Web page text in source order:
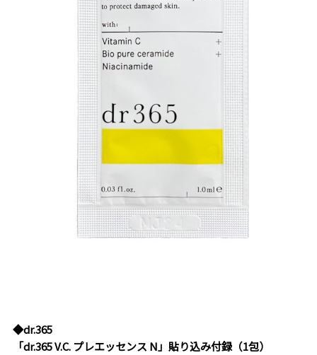
◆dr.365
「dr.365 V.C. プレエッセンス N」貼り込み付録（1包）